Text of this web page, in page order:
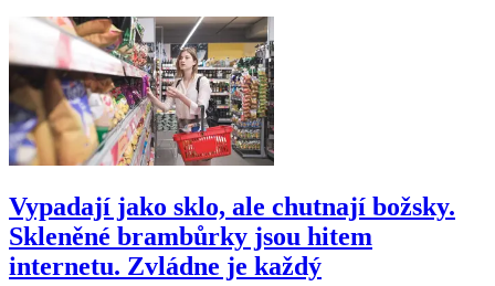
Vypadají jako sklo, ale chutnají božsky.
Skleněné brambůrky jsou hitem
internetu. Zvládne je každý